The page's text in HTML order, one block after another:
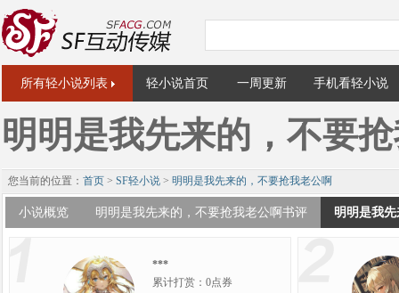
所有轻小说列表 轻小说首页 一周更新 手机看轻小说
明明是我先来的，不要
您当前的位置： 首页 > SF轻小说 > 明明是我先来的，不要抢我老公啊
小说概览 明明是我先来的，不要抢我老公啊书评 明明是我
***
累计打赏：0点券